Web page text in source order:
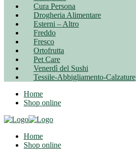
Cura Persona
Drogheria Alimentare
Esterni – Altro
Freddo
Fresco
Ortofrutta
Pet Care
Venerdì del Sushi
Tessile-Abbigliamento-Calzature
Home
Shop online
Home
Shop online